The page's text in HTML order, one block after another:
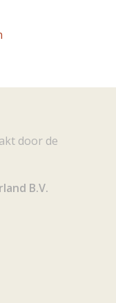
door de
B.V.